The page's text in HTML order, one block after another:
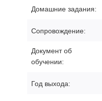
Домашние задания:
Сопровождение:
Документ об
обучении:
Год выхода: